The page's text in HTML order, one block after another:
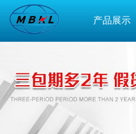
产品展示